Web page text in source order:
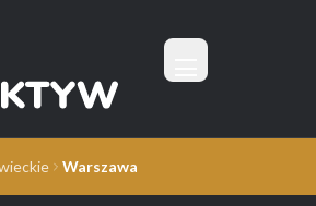
Menu
Warszawa